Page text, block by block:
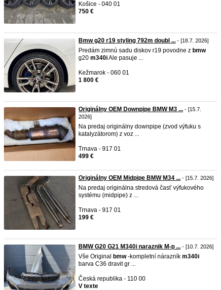
Košice - 040 01
750 €
Bmw g20 r19 styling 792m doubl ... - [18.7. 2026]
Predám zimnú sadu diskov r19 povodne z bmw
g20 m340iAle pasuje ...
Kežmarok - 060 01
1 800 €
Originálny OEM Downpipe BMW M3 ... - [15.7.
2026]
Na predaj originálny downpipe (zvod výfuku s
katalyzátorom) z voz ...
Trnava - 917 01
499 €
Originálny OEM Midpipe BMW M34 ... - [15.7. 2026]
Na predaj originálna stredová časť výfukového
systému (midpipe) z ...
Trnava - 917 01
199 €
BMW G20 G21 M340i naraznik M-p ... - [10.7. 2026]
Vše Original bmw-kompletní nárazník m340i
barva C36 dravit gr ...
Česká republika - 110 00
V texte